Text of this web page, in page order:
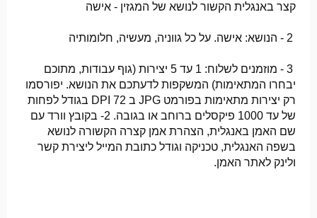
קצר באנגלית הקשור לנושא של המגזין - אישה
3 - מוזמנים לשלוח: 1 עד 5 יצירות (גוף עבודות, מתוכם
יבחרו המתאימות) המשקפות לדעתכם את הנושא. יפורסמו
רק יצירות מתאימות בפורמט JPG ב 72 DPI בגודל לפחות
של עד 1000 פיקסלים ברוחב או בגובה. 2- בקובץ וורד עם
שם האמן באנגלית, הצהרת אמן קצרה הקשורה לנושא
בשפה האנגלית, טכניקה וגודל כתובת המייל ליצירת קשר
ולינק לאתר האמן.